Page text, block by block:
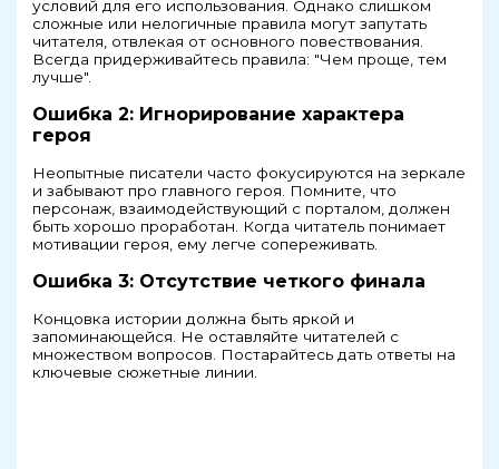
условий для его использования. Однако слишком
сложные или нелогичные правила могут запутать
читателя, отвлекая от основного повествования.
Всегда придерживайтесь правила: "Чем проще, тем
лучше".
Ошибка 2: Игнорирование характера
героя
Неопытные писатели часто фокусируются на зеркале
и забывают про главного героя. Помните, что
персонаж, взаимодействующий с порталом, должен
быть хорошо проработан. Когда читатель понимает
мотивации героя, ему легче сопереживать.
Ошибка 3: Отсутствие четкого финала
Концовка истории должна быть яркой и
запоминающейся. Не оставляйте читателей с
множеством вопросов. Постарайтесь дать ответы на
ключевые сюжетные линии.